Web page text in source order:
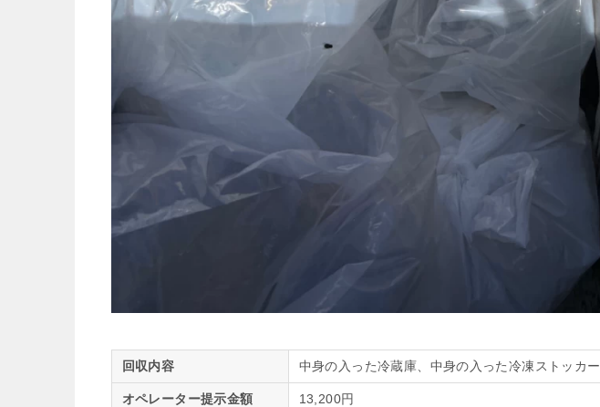
回収内容 中身の入った冷蔵庫、中身の入った冷凍ストッカー
オペレーター提示金額 13,200円